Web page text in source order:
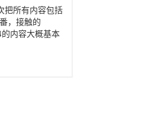
把所有内容包括
，接触的
内容大概基本